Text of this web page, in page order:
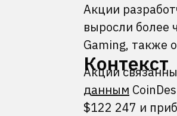
Акции
выросли более
Gaming, также
Контекст
Акции
данным
$122 247 и